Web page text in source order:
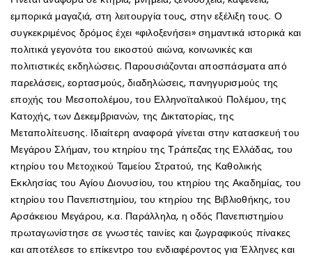
εμπορικά μαγαζιά, στη λειτουργία τους, στην εξέλιξη τους. Ο
συγκεκριμένος δρόμος έχει «φιλοξενήσει» σημαντικά ιστορικά και
πολιτικά γεγονότα του εικοστού αιώνα, κοινωνικές και
πολιτιστικές εκδηλώσεις. Παρουσιάζονται αποσπάσματα από
παρελάσεις, εορτασμούς, διαδηλώσεις, πανηγυρισμούς της
εποχής του Μεσοπολέμου, του Ελληνοϊταλικού Πολέμου, της
Κατοχής, των Δεκεμβριανών, της Δικτατορίας, της
Μεταπολίτευσης. Ιδιαίτερη αναφορά γίνεται στην κατασκευή του
Μεγάρου Σλήμαν, του κτηρίου της Τράπεζας της Ελλάδας, του
κτηρίου του Μετοχικού Ταμείου Στρατού, της Καθολικής
Εκκλησίας του Αγίου Διονυσίου, του κτηρίου της Ακαδημίας, του
κτηρίου του Πανεπιστημίου, του κτηρίου της Βιβλιοθήκης, του
Αρσάκειου Μεγάρου, κ.α. Παράλληλα, η οδός Πανεπιστημίου
πρωταγωνίστησε σε γνωστές ταινίες και ζωγραφικούς πίνακες
και αποτέλεσε το επίκεντρο του ενδιαφέροντος για Έλληνες και